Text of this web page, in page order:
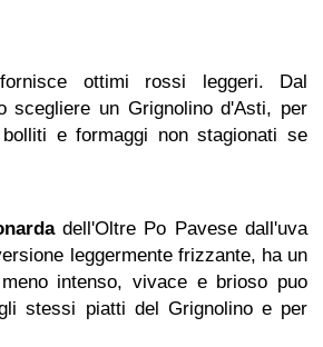
ottimi rossi leggeri. Dal
scegliere un Grignolino d'Asti, per
e formaggi non stagionati se
dell'Oltre Po Pavese dall'uva
leggermente frizzante, ha un
intenso, vivace e brioso puo
stessi piatti del Grignolino e per